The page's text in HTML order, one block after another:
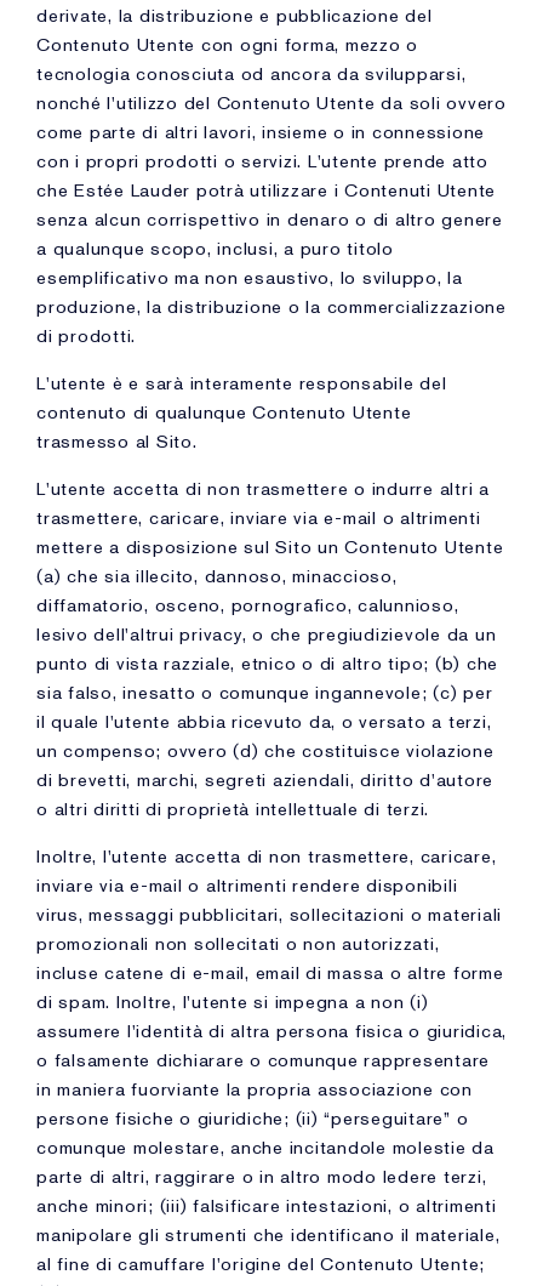
derivate, la distribuzione e pubblicazione del
Contenuto Utente con ogni forma, mezzo o
tecnologia conosciuta od ancora da svilupparsi,
nonché l'utilizzo del Contenuto Utente da soli ovvero
come parte di altri lavori, insieme o in connessione
con i propri prodotti o servizi. L'utente prende atto
che Estée Lauder potrà utilizzare i Contenuti Utente
senza alcun corrispettivo in denaro o di altro genere
a qualunque scopo, inclusi, a puro titolo
esemplificativo ma non esaustivo, lo sviluppo, la
produzione, la distribuzione o la commercializzazione
di prodotti.
L'utente è e sarà interamente responsabile del
contenuto di qualunque Contenuto Utente
trasmesso al Sito.
L'utente accetta di non trasmettere o indurre altri a
trasmettere, caricare, inviare via e-mail o altrimenti
mettere a disposizione sul Sito un Contenuto Utente
(a) che sia illecito, dannoso, minaccioso,
diffamatorio, osceno, pornografico, calunnioso,
lesivo dell'altrui privacy, o che pregiudizievole da un
punto di vista razziale, etnico o di altro tipo; (b) che
sia falso, inesatto o comunque ingannevole; (c) per
il quale l'utente abbia ricevuto da, o versato a terzi,
un compenso; ovvero (d) che costituisce violazione
di brevetti, marchi, segreti aziendali, diritto d'autore
o altri diritti di proprietà intellettuale di terzi.
Inoltre, l'utente accetta di non trasmettere, caricare,
inviare via e-mail o altrimenti rendere disponibili
virus, messaggi pubblicitari, sollecitazioni o materiali
promozionali non sollecitati o non autorizzati,
incluse catene di e-mail, email di massa o altre forme
di spam. Inoltre, l'utente si impegna a non (i)
assumere l'identità di altra persona fisica o giuridica,
o falsamente dichiarare o comunque rappresentare
in maniera fuorviante la propria associazione con
persone fisiche o giuridiche; (ii) “perseguitare” o
comunque molestare, anche incitandole molestie da
parte di altri, raggirare o in altro modo ledere terzi,
anche minori; (iii) falsificare intestazioni, o altrimenti
manipolare gli strumenti che identificano il materiale,
al fine di camuffare l'origine del Contenuto Utente;